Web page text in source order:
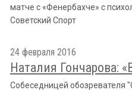
матче с «Фенербахче» с
Советский Спорт
24 февраля 2016
Наталия Гончарова:
Собеседницей обозревателя